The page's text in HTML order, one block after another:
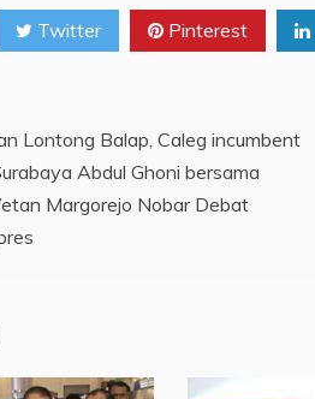
Twitter Pinterest
Lontong Balap, Caleg incumbent
Abdul Ghoni bersama
Margorejo Nobar Debat